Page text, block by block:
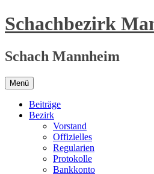
Zum
Inhalt
Schachbezirk
Schach Mannheim
Menü
Beiträge
Bezirk
Vorstand
Offizielles
Regularien
Protokolle
Bankkonto